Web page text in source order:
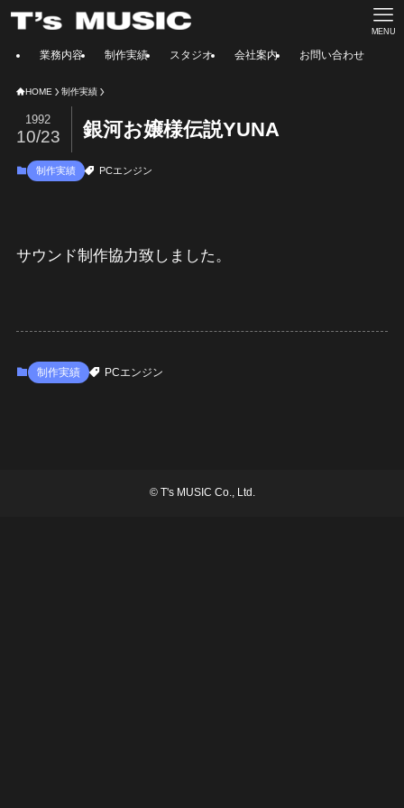
MENU
業務内容 制作実績 スタジオ 会社案内 お問い合わせ
HOME 制作実績
銀河お嬢様伝説YUNA
1992
10/23
制作実績 PCエンジン
サウンド制作協力致しました。
制作実績 PCエンジン
©T's MUSIC Co., Ltd.